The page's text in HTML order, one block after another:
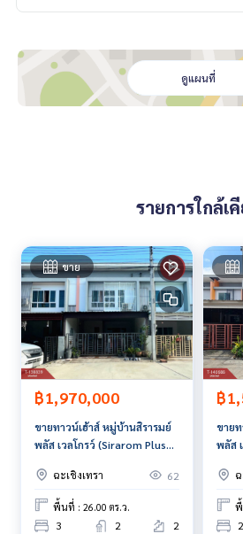
สิ่งอำนวยความสะดวก : รักษาความปลอด
ด CCTV, สวนสาธารณะ
กธนาคาร**
**พร้อมอัตราดอกเบี้ยพิเศษ และ วงเงินสู
ประเมิน**
สนใจสอบถามข้อมูลเพิ่มเติม หรือ นัดชม
Tel :0877177460ปิ๊ก (รหัสตัวแทน
Line ID :0877177460
Tel :0809852984แป๊ะ (รหัสตัวแทน
Line ID : pae_54
Callcenter : 02-047-4282
สนใจดูทรัพย์อื่นๆ เพิ่มเติม มากกว่า 3,000
The Best Property Agent CO,.LTD. ผู้
ดูแผนที่
รายการใกล้เ
ขาย
฿1,970,000
ขายทาวน์เฮ้าส์ หมู่บ้านสิรารมย์
พลัส เวลโกรว์ (Sirarom Plus
ฉะเชิงเทรา
ฉะเชิงเทรา 62
พื้นที่ : 26.00 ตร.ว.
3 2 2
฿
ขาย
พลัส
พื้
2